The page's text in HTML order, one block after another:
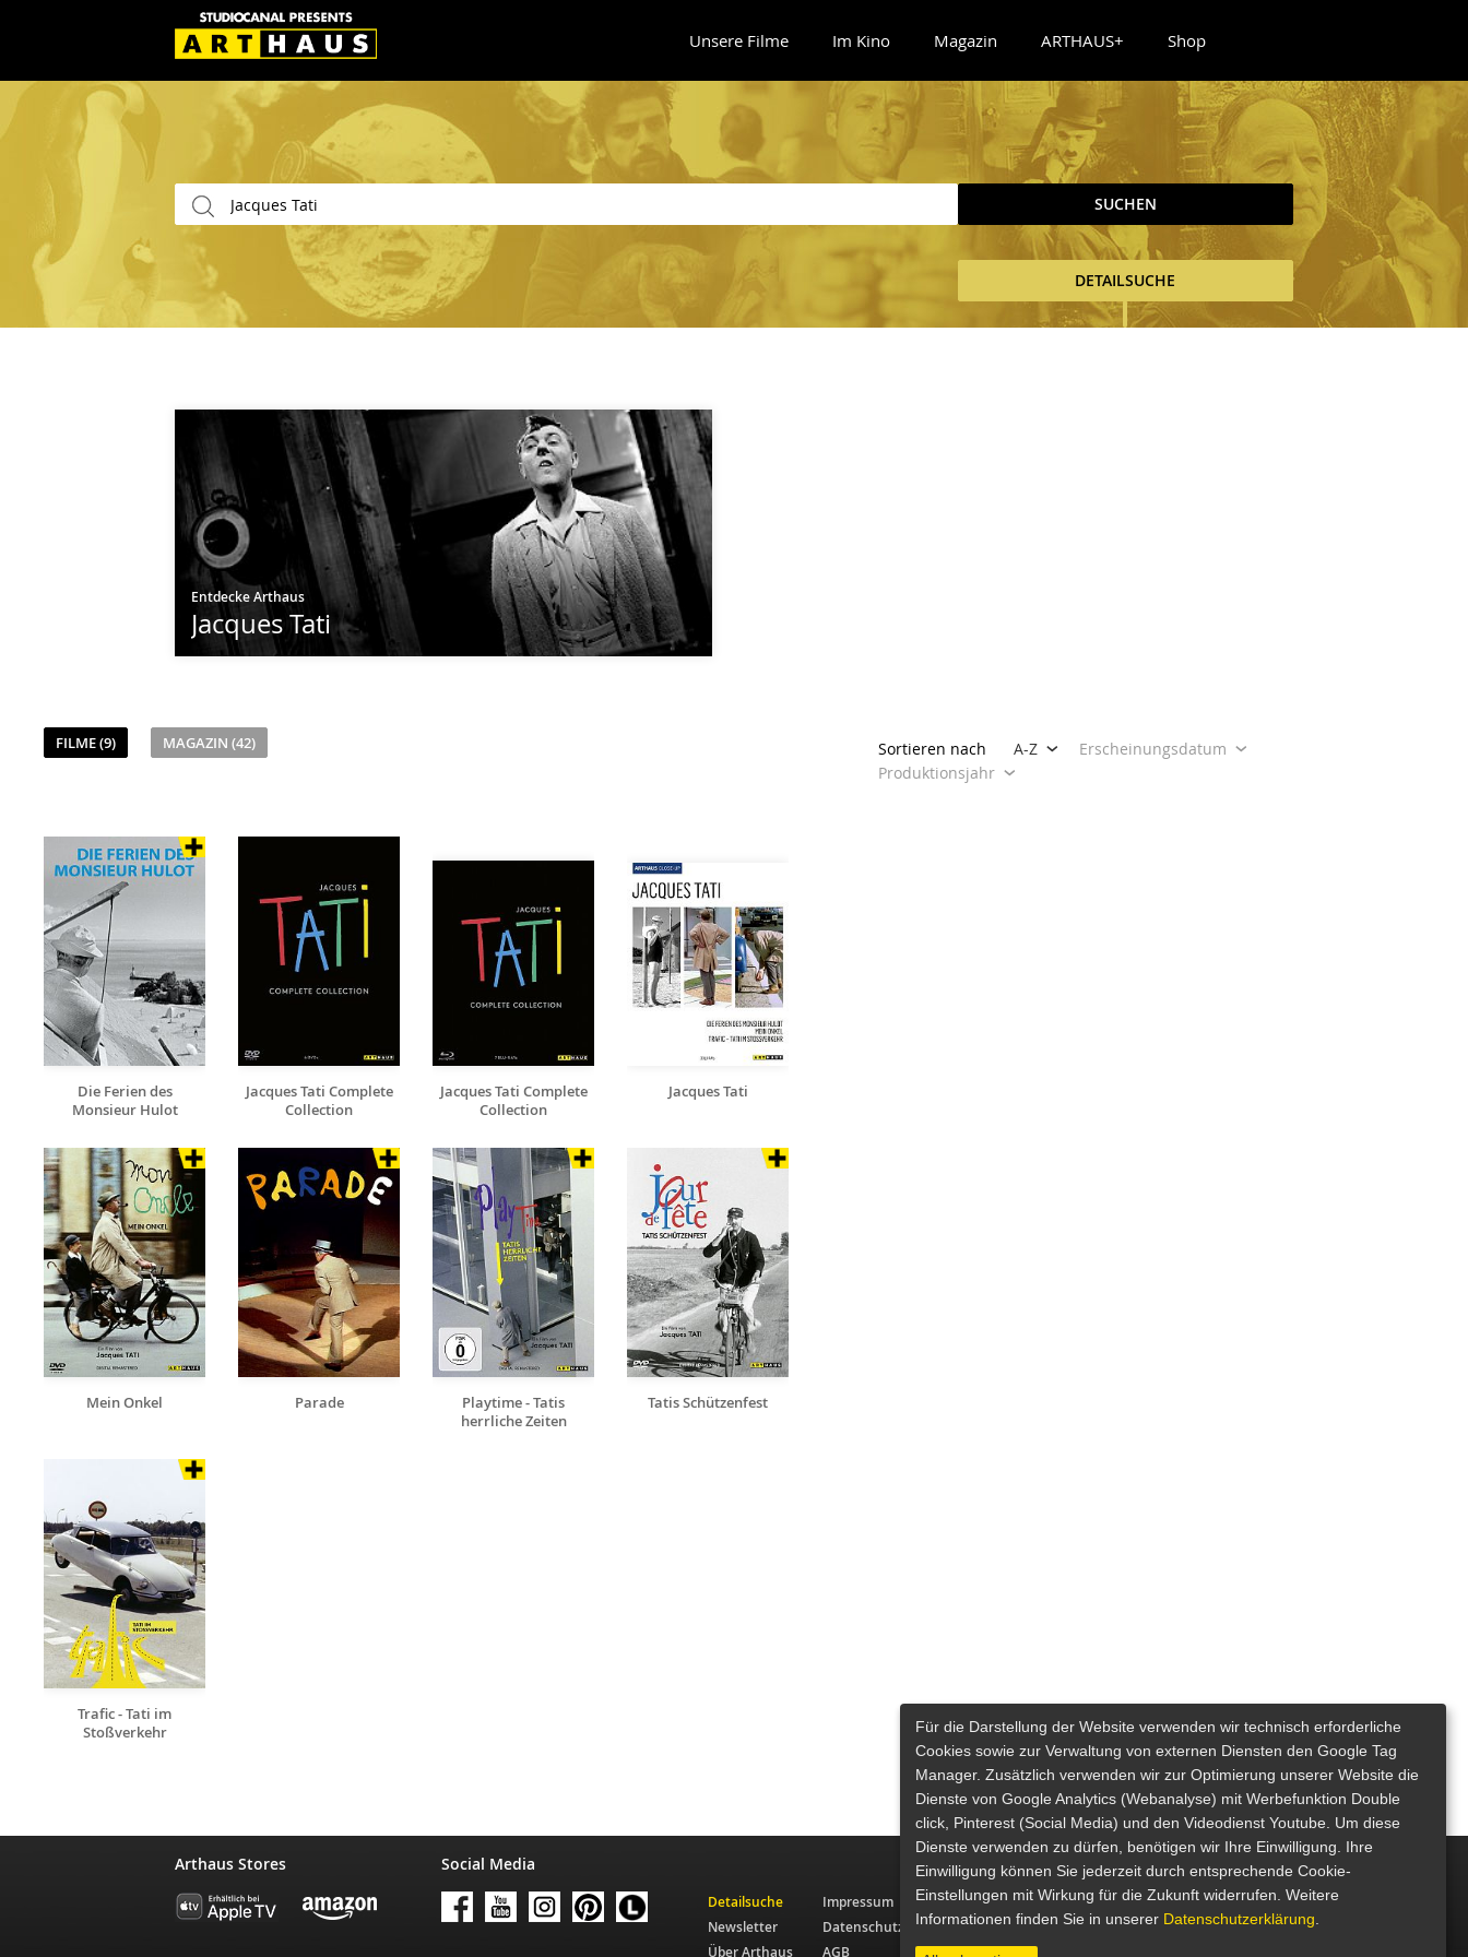
Unsere Filme Im Kino Magazin ARTHAUS+ Shop
SUCHEN
DETAILSUCHE
Entdecke Arthaus
Jacques Tati
FILME (9) MAGAZIN (42) Sortieren nach A-Z
Erscheinungsdatum
Produktionsjahr
Die Ferien des
Monsieur Hulot
Jacques Tati Complete
Collection
Jacques Tati Complete
Collection
Jacques Tati
Mein Onkel Parade
Playtime - Tatis
herrliche Zeiten
Tatis Schützenfest
Trafic - Tati im
Stoßverkehr
Arthaus Stores Social Media
Detailsuche
Newsletter
Über Arthaus
Impressum
Datenschutz
AGB
Für die Darstellung der Website verwenden wir technisch erforderliche
Cookies sowie zur Verwaltung von externen Diensten den Google Tag
Manager. Zusätzlich verwenden wir zur Optimierung unserer Website die
Dienste von Google Analytics (Webanalyse) mit Werbefunktion Double
click, Pinterest (Social Media) und den Videodienst Youtube. Um diese
Dienste verwenden zu dürfen, benötigen wir Ihre Einwilligung. Ihre
Einwilligung können Sie jederzeit durch entsprechende Cookie-
Einstellungen mit Wirkung für die Zukunft widerrufen. Weitere
Informationen finden Sie in unserer Datenschutzerklärung